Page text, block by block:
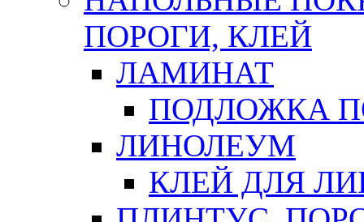
ПОРОГИ, КЛЕЙ
ЛАМИНАТ
ПОДЛОЖКА
ЛИНОЛЕУМ
КЛЕЙ ДЛЯ